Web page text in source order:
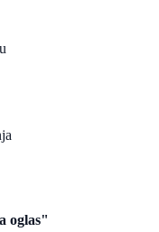
oglas"